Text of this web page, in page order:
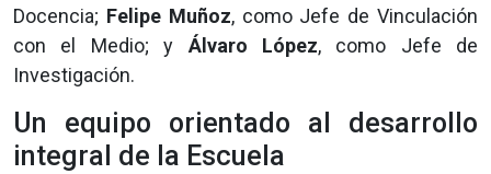
Docencia; Felipe Muñoz, como Jefe de Vinculación
con el Medio; y Álvaro López, como Jefe de
Investigación.
Un equipo orientado al desarrollo
integral de la Escuela